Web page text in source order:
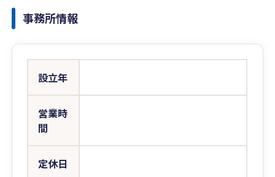
事務所情報
設立年
営業時
間
定休日